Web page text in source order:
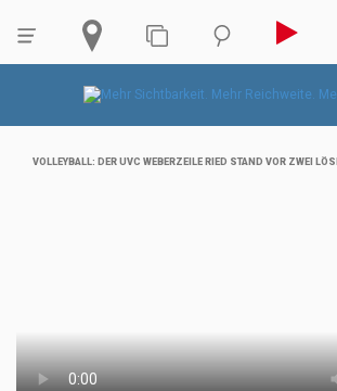
VOLLEYBALL: DER UVC WEBERZEILE RIED STAND VOR ZWEI